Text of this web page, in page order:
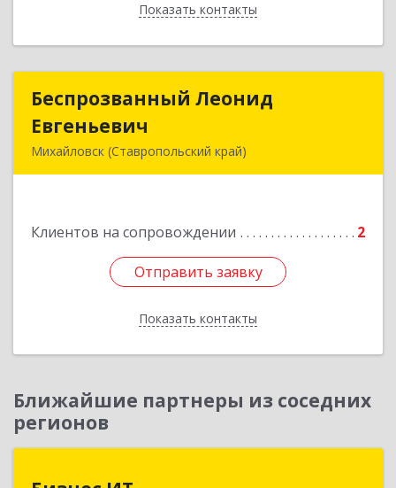
Показать контакты
Назад
Беспрозванный Леонид
Евгеньевич
Михайловск (Ставропольский край)
Клиентов на сопровождении 2
Отправить заявку
Показать контакты
Беспрозванный Леонид
Отправить заявку
Назад
Ближайшие партнеры из соседних
регионов